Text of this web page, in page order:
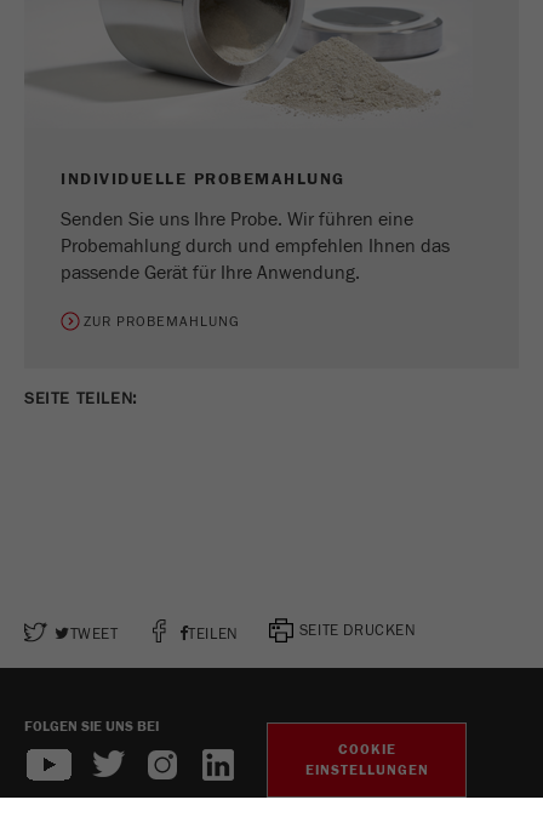
INDIVIDUELLE PROBEMAHLUNG
Senden Sie uns Ihre Probe. Wir führen eine
Probemahlung durch und empfehlen Ihnen das
passende Gerät für Ihre Anwendung.
ZUR PROBEMAHLUNG
SEITE TEILEN:
TWEET TEILEN SEITE DRUCKEN
FOLGEN SIE UNS BEI
COOKIE
EINSTELLUNGEN